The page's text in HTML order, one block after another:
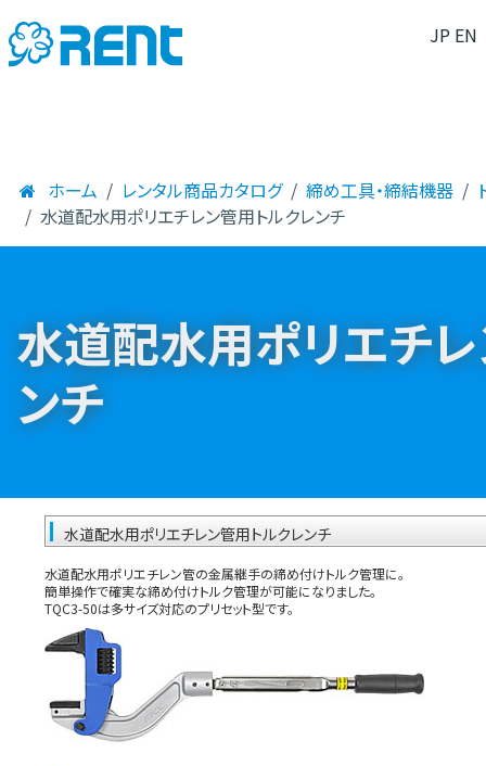
JP EN
ホーム レンタル商品カタログ 締め工具・締結機器
水道配水用ポリエチレン管用トルクレンチ
水道配水用ポリエチ
ンチ
水道配水用ポリエチレン管用トルクレンチ
水道配水用ポリエチレン管の金属継手の締め付けトルク管理に。
簡単操作で確実な締め付けトルク管理が可能になりました。
TQC3-50は多サイズ対応のプリセット型です。